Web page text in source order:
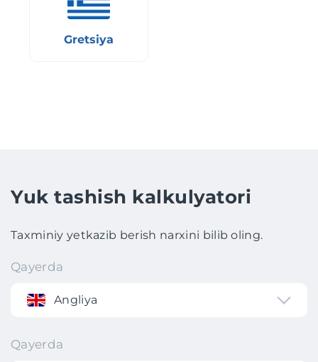
Gretsiya
Yuk tashish kalkulyatori
Taxminiy yetkazib berish narxini bilib oling.
Qayerda
Angliya
Qayerda